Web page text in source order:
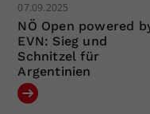
07.09.2025
NÖ Open powered
EVN: Sieg und
Schnitzel für
Argentinien